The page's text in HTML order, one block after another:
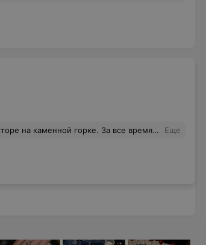
выловили продавца и попросили позвать кассира. Кассир пришла, отклеила ценник в 37р и сказала, что обувь стоит 40р. Дело не в цене, а в отношении к посетителям и к своей работе. Пожалуйста, следите за своими работниками, без грамотного руководителя они начинают творить беспредел на рабочем месте. Больше никогда не вернёмся, спасибо Еще